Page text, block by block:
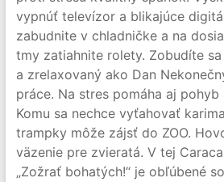
vypnúť televízor a blikajúce
zabudnite v chladničke a na
tmy zatiahnite rolety. Zobudíte
a zrelaxovaný ako Dan
práce. Na stres pomáha aj
Komu sa nechce vyťahovať
trampky môže zájsť do ZOO.
väzenie pre zvieratá. V tej
„Zožrať bohatých!“ je obľúbené